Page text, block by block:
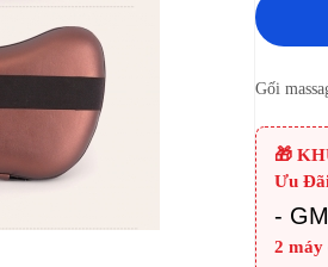
Gối
🎁
Ưu
- G
2 máy